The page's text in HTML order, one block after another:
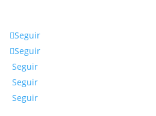
Seguir
Seguir
Seguir
Seguir
Seguir